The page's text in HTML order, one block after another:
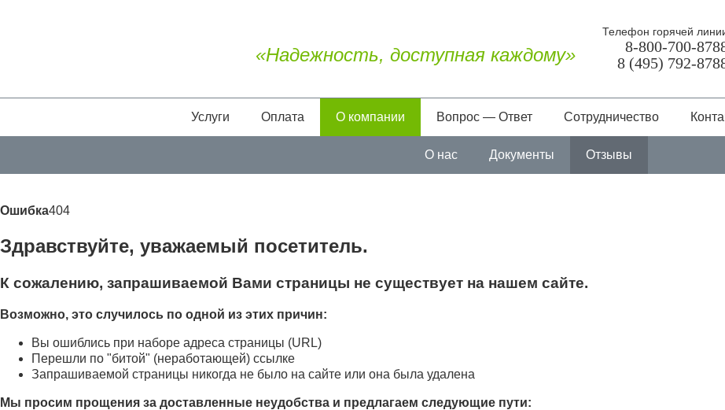
«Надежность, доступная каждому»
Телефон горячей
8-800-700-
8 (495) 792-
Услуги Оплата О компании
О нас Документы Отзывы
Вопрос — Ответ Сотрудничество
Ошибка404
Здравствуйте, уважаемый посетитель.
К сожалению, запрашиваемой Вами страницы не существует на нашем сайте.
Возможно, это случилось по одной из этих причин:
Вы ошиблись при наборе адреса страницы (URL)
Перешли по "битой" (неработающей) ссылке
Запрашиваемой страницы никогда не было на сайте или она была удалена
Мы просим прощения за доставленные неудобства и предлагаем следующие пути: